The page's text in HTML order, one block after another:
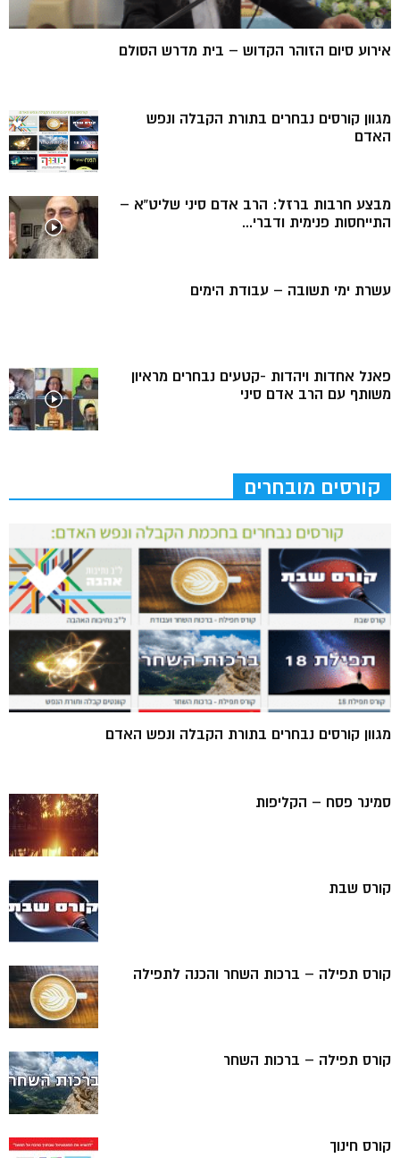
אירוע סיום הזוהר הקדוש – בית מדרש הסולם
מגוון קורסים נבחרים בתורת הקבלה ונפש
האדם
מבצע חרבות ברזל: הרב אדם סיני שליט”א –
התייחסות פנימית ודברי...
עשרת ימי תשובה – עבודת הימים
פאנל אחדות ויהדות -קטעים נבחרים מראיון
משותף עם הרב אדם סיני
קורסים מובחרים
מגוון קורסים נבחרים בתורת הקבלה ונפש האדם
סמינר פסח – הקליפות
קורס שבת
קורס תפילה – ברכות השחר והכנה לתפילה
קורס תפילה – ברכות השחר
קורס חינוך